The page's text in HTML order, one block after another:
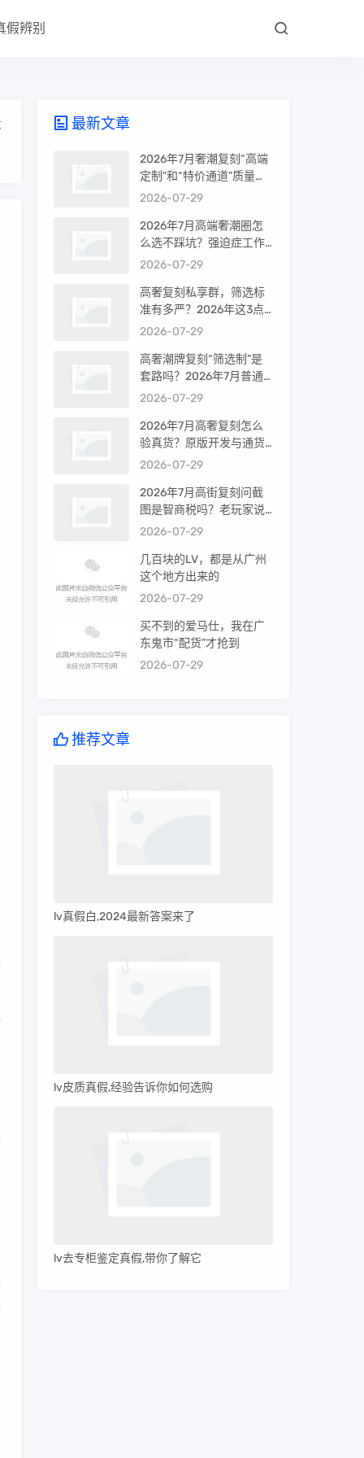
假辨别
最新文章
2026年7月奢潮复刻“高端
定制”和“特价通道”质量差
很多吗？内行人说出真相
2026-07-29
2026年7月高端奢潮圈怎
么选不踩坑？强迫症工作
室的筛选机制是真相还是
2026-07-29
高奢复刻私享群，筛选标
准有多严？2026年这3点
才是真相
2026-07-29
高奢潮牌复刻“筛选制”是
套路吗？2026年7月普通
买家能进高端群吗？
2026-07-29
2026年7月高奢复刻怎么
验真货？原版开发与通货
差距到底多大
2026-07-29
2026年7月高街复刻问截
图是智商税吗？老玩家说
出真相
2026-07-29
几百块的LV，都是从广州
这个地方出来的
2026-07-29
买不到的爱马仕，我在广
东鬼市“配货”才抢到
2026-07-29
推荐文章
lv真假白,2024最新答案来了
lv皮质真假,经验告诉你如何选购
lv去专柜鉴定真假,带你了解它